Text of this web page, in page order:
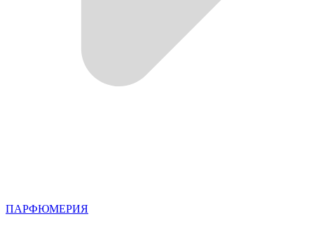
ПАРФЮМЕРИЯ